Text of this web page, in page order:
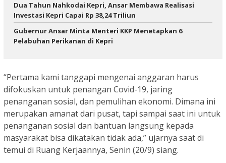
Dua Tahun Nahkodai Kepri, Ansar Membawa Realisasi
Investasi Kepri Capai Rp 38,24 Triliun
Gubernur Ansar Minta Menteri KKP Menetapkan 6
Pelabuhan Perikanan di Kepri
“Pertama kami tanggapi mengenai anggaran harus
difokuskan untuk penangan Covid-19, jaring
penanganan sosial, dan pemulihan ekonomi. Dimana ini
merupakan amanat dari pusat, tapi sampai saat ini untuk
penanganan sosial dan bantuan langsung kepada
masyarakat bisa dikatakan tidak ada,” ujarnya saat di
temui di Ruang Kerjaannya, Senin (20/9) siang.